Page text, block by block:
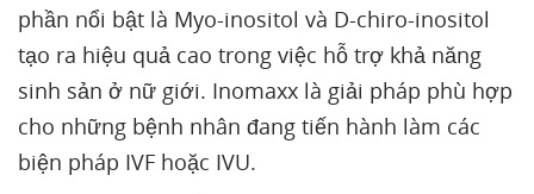
phần nổi bật là Myo-inositol và D-chiro-inositol
tạo ra hiệu quả cao trong việc hỗ trợ khả năng
sinh sản ở nữ giới. Inomaxx là giải pháp phù hợp
cho những bệnh nhân đang tiến hành làm các
biện pháp IVF hoặc IVU.